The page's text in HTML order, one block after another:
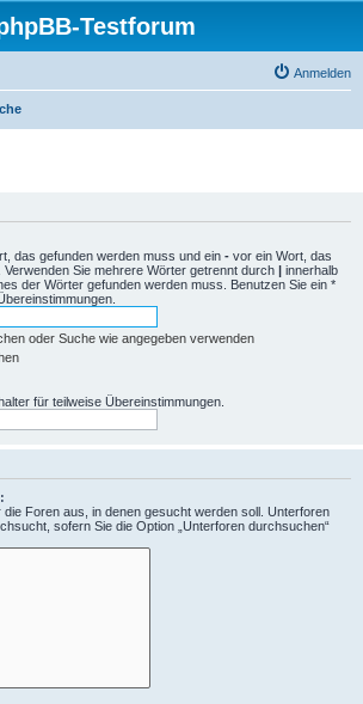
Testforum
Anmelden
das gefunden werden muss und ein - vor ein Wort, das
Sie mehrere Wörter getrennt durch | innerhalb
der Wörter gefunden werden muss. Benutzen Sie ein *
oder Suche wie angegeben verwenden
für teilweise Übereinstimmungen.
Foren aus, in denen gesucht werden soll. Unterforen
sofern Sie die Option „Unterforen durchsuchen“